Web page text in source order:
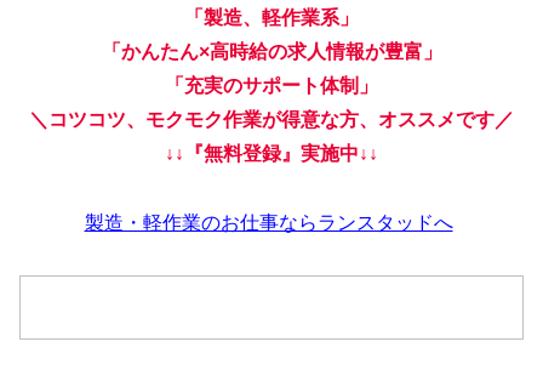
「製造、軽作業系」
「かんたん×高時給の求人情報が豊富」
「充実のサポート体制」
＼コツコツ、モクモク作業が得意な方、オススメです／
↓↓『無料登録』実施中↓↓
製造・軽作業のお仕事ならランスタッドへ